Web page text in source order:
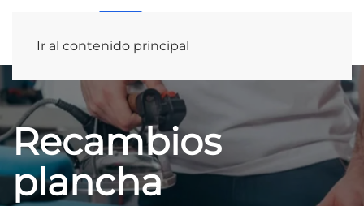
Ir al contenido principal
Recambios
plancha